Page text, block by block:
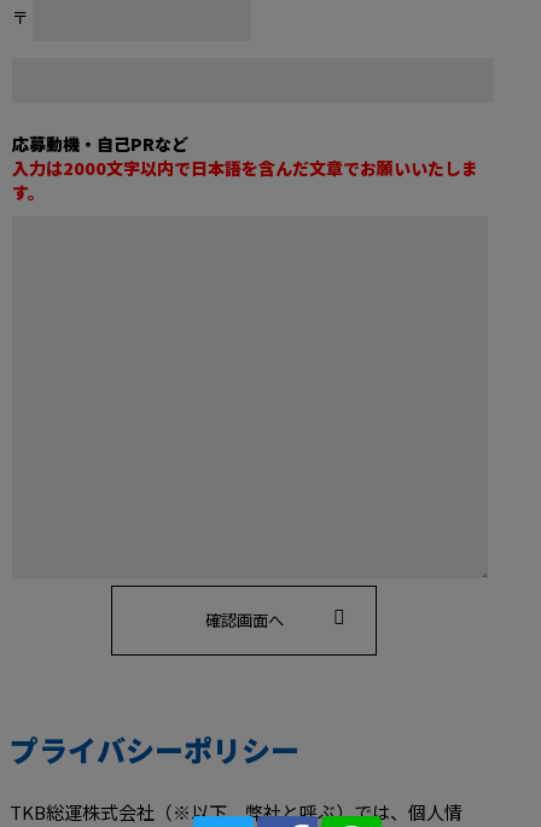
〒
応募動機・自己PRなど
入力は2000文字以内で日本語を含んだ文章でお願いいたしま
す。
プライバシーポリシー
TKB総運株式会社（※以下、弊社と呼ぶ）では、個人情